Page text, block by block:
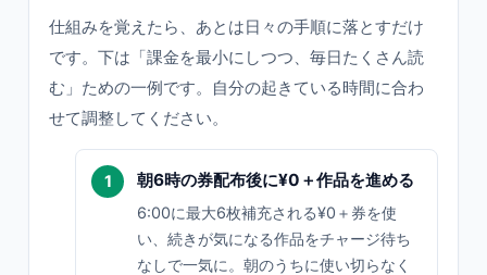
仕組みを覚えたら、あとは日々の手順に落とすだけ
です。下は「課金を最小にしつつ、毎日たくさん読
む」ための一例です。自分の起きている時間に合わ
せて調整してください。
朝6時の券配布後に¥0＋作品を進める
6:00に最大6枚補充される¥0＋券を使
い、続きが気になる作品をチャージ待ち
なしで一気に。朝のうちに使い切らなく